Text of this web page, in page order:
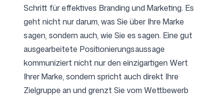
Kostenlose Tools
FAQ
Schritt für effektives Branding und Marketing. Es
geht nicht nur darum, was Sie über Ihre Marke
sagen, sondern auch, wie Sie es sagen. Eine gut
ausgearbeitete Positionierungsaussage
kommuniziert nicht nur den einzigartigen Wert
Ihrer Marke, sondern spricht auch direkt Ihre
Zielgruppe an und grenzt Sie vom Wettbewerb